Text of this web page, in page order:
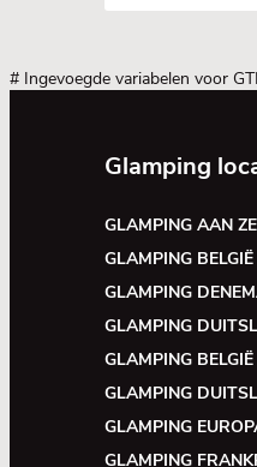
# Ingevoegde variabelen voor
Glamping
GLAMPING AAN
GLAMPING BELGIË
GLAMPING
GLAMPING
GLAMPING BELGIË
GLAMPING
GLAMPING
GLAMPING